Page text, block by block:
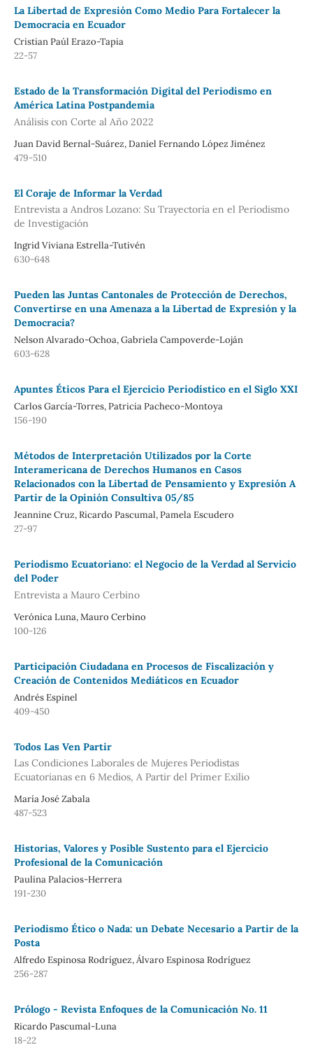
La Libertad de Expresión Como Medio Para Fortalecer la
Democracia en Ecuador
Cristian Paúl Erazo-Tapia
22-57
Estado de la Transformación Digital del Periodismo en
América Latina Postpandemia
Análisis con Corte al Año 2022
Juan David Bernal-Suárez, Daniel Fernando López Jiménez
479-510
El Coraje de Informar la Verdad
Entrevista a Andros Lozano: Su Trayectoria en el Periodismo
de Investigación
Ingrid Viviana Estrella-Tutivén
630-648
Pueden las Juntas Cantonales de Protección de Derechos,
Convertirse en una Amenaza a la Libertad de Expresión y la
Democracia?
Nelson Alvarado-Ochoa, Gabriela Campoverde-Loján
603-628
Apuntes Éticos Para el Ejercicio Periodístico en el Siglo XXI
Carlos García-Torres, Patricia Pacheco-Montoya
156-190
Métodos de Interpretación Utilizados por la Corte
Interamericana de Derechos Humanos en Casos
Relacionados con la Libertad de Pensamiento y Expresión A
Partir de la Opinión Consultiva 05/85
Jeannine Cruz, Ricardo Pascumal, Pamela Escudero
27-97
Periodismo Ecuatoriano: el Negocio de la Verdad al Servicio
del Poder
Entrevista a Mauro Cerbino
Verónica Luna, Mauro Cerbino
100-126
Participación Ciudadana en Procesos de Fiscalización y
Creación de Contenidos Mediáticos en Ecuador
Andrés Espinel
409-450
Todos Las Ven Partir
Las Condiciones Laborales de Mujeres Periodistas
Ecuatorianas en 6 Medios, A Partir del Primer Exilio
María José Zabala
487-523
Historias, Valores y Posible Sustento para el Ejercicio
Profesional de la Comunicación
Paulina Palacios-Herrera
191-230
Periodismo Ético o Nada: un Debate Necesario a Partir de la
Posta
Alfredo Espinosa Rodríguez, Álvaro Espinosa Rodríguez
256-287
Prólogo - Revista Enfoques de la Comunicación No. 11
Ricardo Pascumal-Luna
18-22